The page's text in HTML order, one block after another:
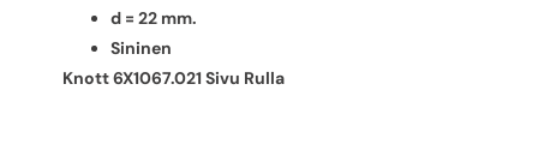
d = 22 mm.
Sininen
Knott 6X1067.021 Sivu Rulla